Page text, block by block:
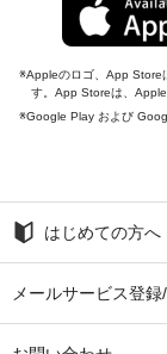
Appleのロゴ、App Store
す。App Storeは、Apple
Google Play および
はじめての方へ
メールサービス登録